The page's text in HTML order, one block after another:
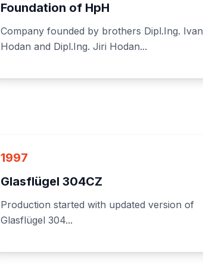
Foundation of HpH
Company founded by brothers Dipl.Ing. Ivan
Hodan and Dipl.Ing. Jiri Hodan...
1997
Glasflügel 304CZ
Production started with updated version of
Glasflügel 304...